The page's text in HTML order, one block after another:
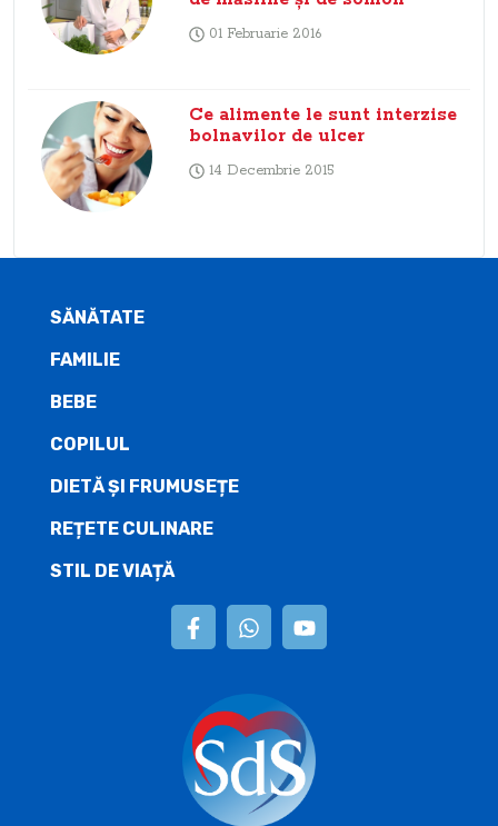
01 Februarie 2016
Ce alimente le sunt interzise
bolnavilor de ulcer
14 Decembrie 2015
SĂNĂTATE
FAMILIE
BEBE
COPILUL
DIETĂ ŞI FRUMUSEȚE
REȚETE CULINARE
STIL DE VIAȚĂ